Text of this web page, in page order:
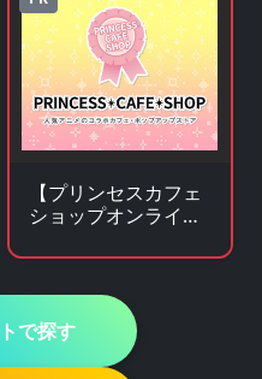
【プリンセスカフェ
ショップオンライ
クターグッズの通販
で探す